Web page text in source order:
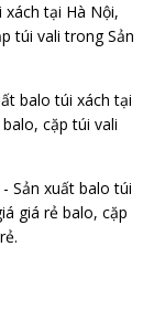
tại Hà Nội,
túi vali trongSản
balo túi xách tại
cặp túi vali
Sản xuất balo túi
giá rẻ balo, cặp